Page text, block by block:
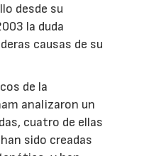
desde su
la duda
causas de su
de la
analizaron un
cuatro de ellas
sido creadas